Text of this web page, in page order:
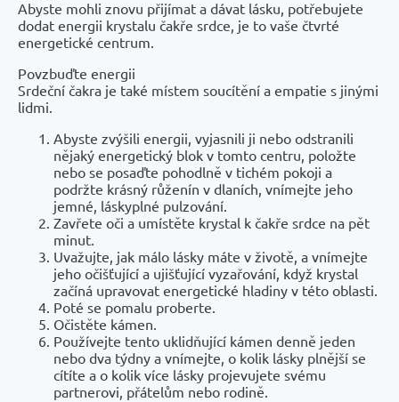
Abyste mohli znovu přijímat a dávat lásku, potřebujete
dodat energii krystalu čakře srdce, je to vaše čtvrté
energetické centrum.
Povzbuďte energii
Srdeční čakra je také místem soucítění a empatie s jinými
lidmi.
Abyste zvýšili energii, vyjasnili ji nebo odstranili
nějaký energetický blok v tomto centru, položte
nebo se posaďte pohodlně v tichém pokoji a
podržte krásný růženín v dlaních, vnímejte jeho
jemné, láskyplné pulzování.
Zavřete oči a umístěte krystal k čakře srdce na pět
minut.
Uvažujte, jak málo lásky máte v životě, a vnímejte
jeho očišťující a ujišťující vyzařování, když krystal
začíná upravovat energetické hladiny v této oblasti.
Poté se pomalu proberte.
Očistěte kámen.
Používejte tento uklidňující kámen denně jeden
nebo dva týdny a vnímejte, o kolik lásky plnější se
cítíte a o kolik více lásky projevujete svému
partnerovi, přátelům nebo rodině.